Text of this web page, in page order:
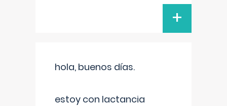
+
hola, buenos días.
estoy con lactancia